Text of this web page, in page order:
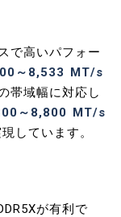
で高いパフォー
～8,533 MT/s
帯域幅に対応し
～8,800 MT/s
しています。
が有利で